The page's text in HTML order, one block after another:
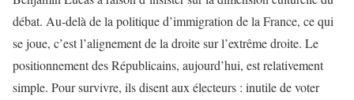
débat. Au-delà de la politique d’immigration de la France, ce qui
se joue, c’est l’alignement de la droite sur l’extrême droite. Le
positionnement des Républicains, aujourd’hui, est relativement
simple. Pour survivre, ils disent aux électeurs : inutile de voter